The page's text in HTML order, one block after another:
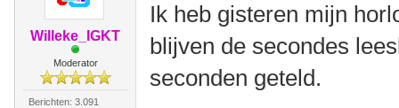
Willeke_IGKT
Moderator
Berichten: 3.091
Ik heb gisteren mijn
blijven de secondes
seconden geteld.